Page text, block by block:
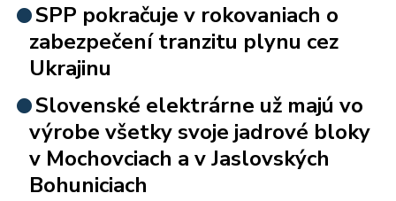
SPP pokračuje v rokovaniach o
zabezpečení tranzitu plynu cez
Ukrajinu
Slovenské elektrárne už majú vo
výrobe všetky svoje jadrové bloky
v Mochovciach a v Jaslovských
Bohuniciach